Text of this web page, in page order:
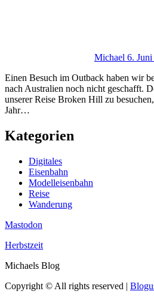
Michael 6.
Einen Besuch im Outback haben wir bei unseren bisherigen Reisen
nach Australien noch nicht geschafft.
unserer Reise Broken Hill zu
Jahr…
Kategorien
Digitales
Eisenbahn
Modelleisenbahn
Reise
Wanderung
Mastodon
Herbstzeit
Michaels Blog
Copyright © All rights reserved |